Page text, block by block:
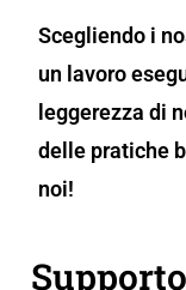
Scegliendo i
un lavoro
leggerezza di
delle pratiche
noi!